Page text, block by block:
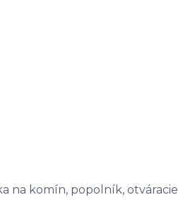
na komín, popolník, otváracie